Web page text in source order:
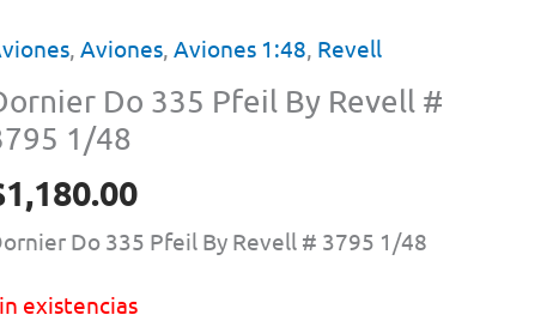
, Aviones, Aviones 1:48, Revell
Do 335 Pfeil By Revell #
1/48
1,180.00
Do 335 Pfeil By Revell # 3795 1/48
existencias